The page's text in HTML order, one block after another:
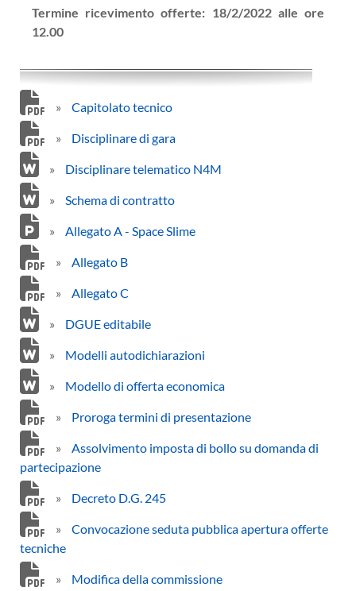
Termine ricevimento offerte: 18/2/2022 alle ore
12.00
» Capitolato tecnico
» Disciplinare di gara
» Disciplinare telematico N4M
» Schema di contratto
» Allegato A - Space Slime
» Allegato B
» Allegato C
» DGUE editabile
» Modelli autodichiarazioni
» Modello di offerta economica
» Proroga termini di presentazione
»
Assolvimento imposta di bollo su domanda di
partecipazione
» Decreto D.G. 245
»
Convocazione seduta pubblica apertura offerte
tecniche
» Modifica della commissione